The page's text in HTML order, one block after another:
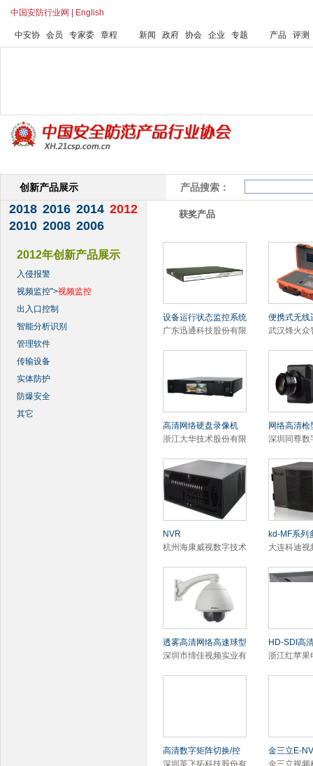
中国安防行业网 English
中安协 会员 专家委 章程 新闻 政府 协会 企业 专题 产品 评测
创新产品展示 产品搜索：
2018 2016 2014 2012
2010 2008 2006
2012年创新产品展示
入侵报警
视频监控">视频监控
出入口控制
智能分析识别
管理软件
传输设备
实体防护
防爆安全
其它
获奖产品
设备运行状态监控系统
广东迅通科技股份有限
便携式无线
武汉烽火众
高清网络硬盘录像机
浙江大华技术股份有限
网络高清枪
深圳同尊数
NVR
杭州海康威视数字技术
kd-MF系列
大连科迪视
透雾高清网络高速球型
深圳市缔佳视频实业有
HD-SDI高
浙江红苹果
高清数字矩阵切换/控
深圳英飞拓科技股份有
金三立E-
金三立视频